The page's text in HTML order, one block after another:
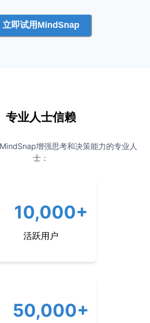
立即试用MindSnap
专业人士信赖
增强思考和决策能力的专业人
士：
10,000+
活跃用户
50,000+